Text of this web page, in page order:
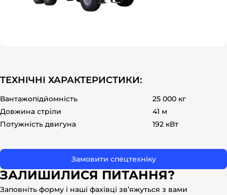
ТЕХНІЧНІ ХАРАКТЕРИСТИКИ:
Вантажопідйомність
25 000 кг
Довжина стріли
41 м
Потужність двигуна
192 кВт
Замовити спецтехніку
ЗАЛИШИЛИСЯ ПИТАННЯ?
Заповніть форму і наші фахівці зв’яжуться з вами